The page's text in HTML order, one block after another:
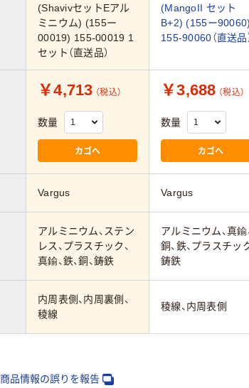
(ShavivセットEアル
ミニウム) (155ー
00019) 155-00019 1
セット（直送品）
(MangoII セット
B+2) (155ー90060)
155-90060（直送品
￥4,713 （税込）
数量
カゴへ
￥3,688 （税込）
数量
カゴへ
Vargus Vargus
アルミニウム、ステン
レス、プラスチック、
真鍮、鉄、銅、鋳鉄
アルミニウム、真鍮
銅、鉄、プラスチック
鋳鉄
内周表側、内周裏側、
稜線
稜線、内周表側
商品情報の誤りを報告